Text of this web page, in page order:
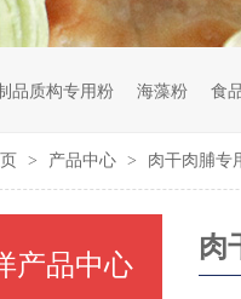
品质构专用粉 海藻粉 食
> 产品中心 > 肉干肉脯专
肉
产品中心